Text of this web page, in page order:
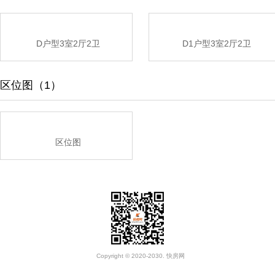
D户型3室2厅2卫 D1户型3室2厅2卫
区位图（1）
区位图
Copyright © 2020-2030. 快房网